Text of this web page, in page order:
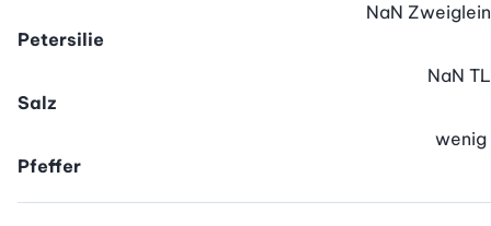
Petersilie
NaN Zweiglein
Salz
NaN TL
Pfeffer
wenig